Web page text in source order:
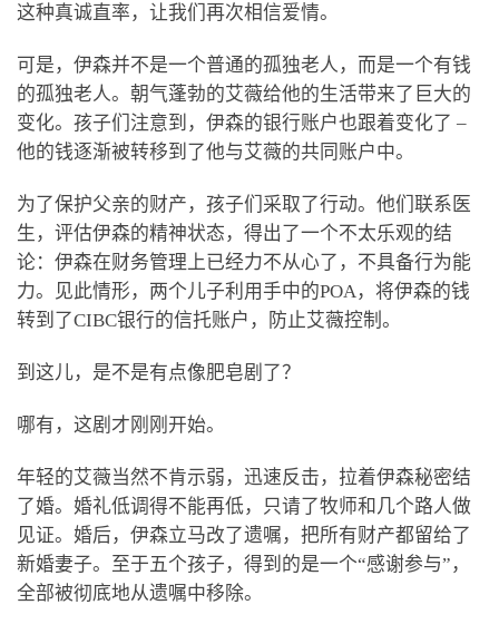
这种真诚直率，让我们再次相信爱情。
可是，伊森并不是一个普通的孤独老人，而是一个有钱
的孤独老人。朝气蓬勃的艾薇给他的生活带来了巨大的
变化。孩子们注意到，伊森的银行账户也跟着变化了 –
他的钱逐渐被转移到了他与艾薇的共同账户中。
为了保护父亲的财产，孩子们采取了行动。他们联系医
生，评估伊森的精神状态，得出了一个不太乐观的结
论：伊森在财务管理上已经力不从心了，不具备行为能
力。见此情形，两个儿子利用手中的POA，将伊森的钱
转到了CIBC银行的信托账户，防止艾薇控制。
到这儿，是不是有点像肥皂剧了？
哪有，这剧才刚刚开始。
年轻的艾薇当然不肯示弱，迅速反击，拉着伊森秘密结
了婚。婚礼低调得不能再低，只请了牧师和几个路人做
见证。婚后，伊森立马改了遗嘱，把所有财产都留给了
新婚妻子。至于五个孩子，得到的是一个“感谢参与”，
全部被彻底地从遗嘱中移除。